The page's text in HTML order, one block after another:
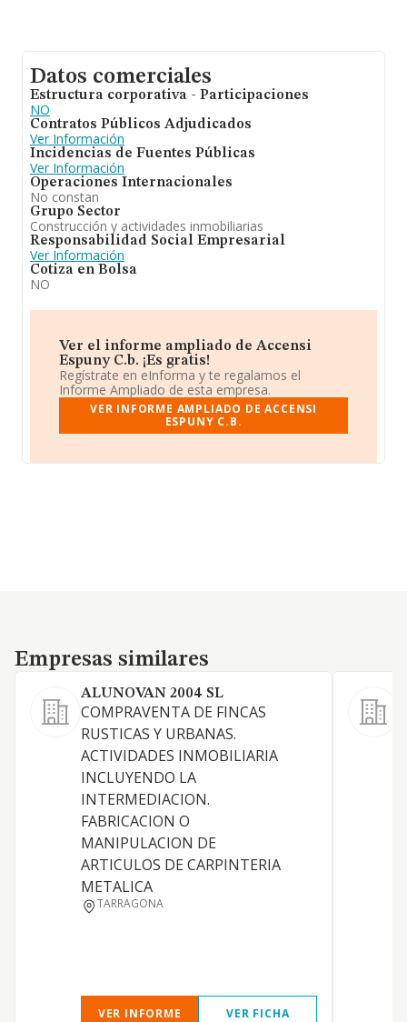
Datos comerciales
Estructura corporativa - Participaciones
NO
Contratos Públicos Adjudicados
Ver Información
Incidencias de Fuentes Públicas
Ver Información
Operaciones Internacionales
No constan
Grupo Sector
Construcción y actividades inmobiliarias
Responsabilidad Social Empresarial
Ver Información
Cotiza en Bolsa
NO
Ver el informe ampliado de Accensi
Espuny C.b. ¡Es gratis!
Regístrate en eInforma y te regalamos el
Informe Ampliado de esta empresa.
VER INFORME AMPLIADO DE ACCENSI
ESPUNY C.B.
Empresas similares
Empresas similares
ALUNOVAN 2004 SL
COMPRAVENTA DE FINCAS
RUSTICAS Y URBANAS.
ACTIVIDADES INMOBILIARIA
INCLUYENDO LA
INTERMEDIACION.
FABRICACION O
MANIPULACION DE
ARTICULOS DE CARPINTERIA
METALICA
TARRAGONA
VER INFORME VER FICHA